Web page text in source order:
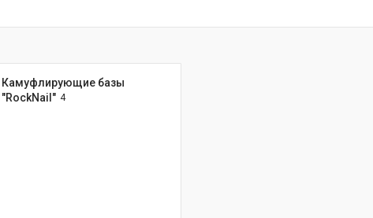
Камуфлирующие базы
"RockNail" 4